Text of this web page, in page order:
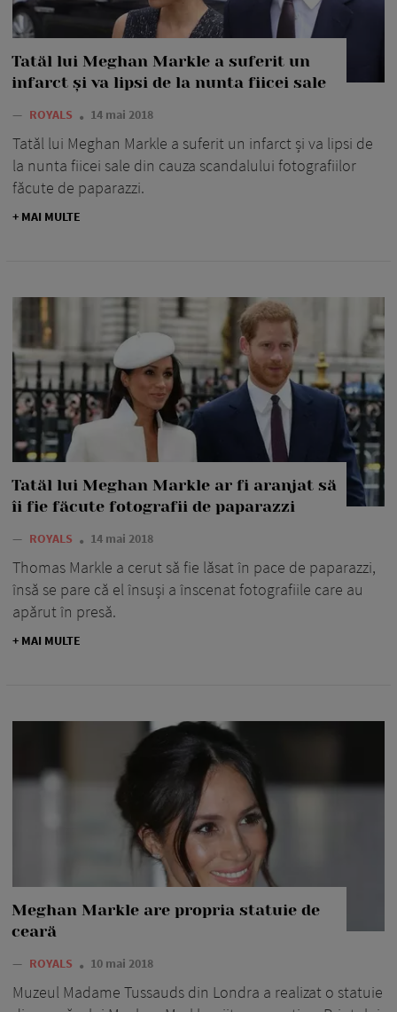
Tatăl lui Meghan Markle a suferit un
infarct și va lipsi de la nunta fiicei sale
— ROYALS 14 mai 2018
Tatăl lui Meghan Markle a suferit un infarct și va lipsi de
la nunta fiicei sale din cauza scandalului fotografiilor
făcute de paparazzi.
+ MAI MULTE
Tatăl lui Meghan Markle ar fi aranjat să
îi fie făcute fotografii de paparazzi
— ROYALS 14 mai 2018
Thomas Markle a cerut să fie lăsat în pace de paparazzi,
însă se pare că el însuși a înscenat fotografiile care au
apărut în presă.
+ MAI MULTE
Meghan Markle are propria statuie de
ceară
— ROYALS 10 mai 2018
Muzeul Madame Tussauds din Londra a realizat o statuie